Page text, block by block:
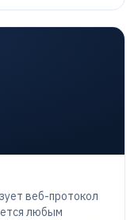
веб-протокол
любым